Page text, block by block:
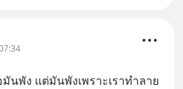
นพัง แต่มันพังเพราะเราทำลาย